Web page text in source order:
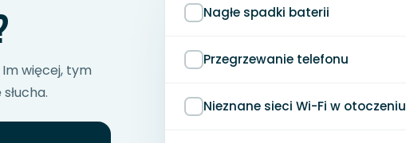
Im więcej, tym
Nagłe spadki baterii
Przegrzewanie telefonu
Nieznane sieci Wi-Fi w otoczeniu